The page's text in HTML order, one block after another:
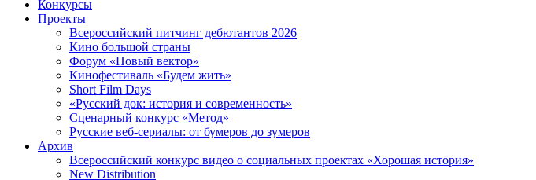
Конкурсы
Проекты
Всероссийский питчинг дебютантов 2026
Кино большой страны
Форум «Новый вектор»
Кинофестиваль «Будем жить»
Short Film Days
«Русский док: история и современность»
Сценарный конкурс «Метод»
Русские веб-сериалы: от бумеров до зумеров
Архив
Всероссийский конкурс видео о социальных проектах «Хорошая история»
New Distribution